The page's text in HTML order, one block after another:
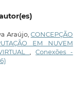
Araújo,CONCEPÇÃO
EM NUVEM
,Conexões -